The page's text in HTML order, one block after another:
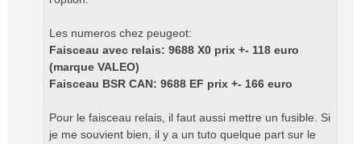
Les numeros chez peugeot:
Faisceau avec relais: 9688 X0 prix +- 118 euro
(marque VALEO)
Faisceau BSR CAN: 9688 EF prix +- 166 euro
Pour le faisceau relais, il faut aussi mettre un fusible. Si
je me souvient bien, il y a un tuto quelque part sur le